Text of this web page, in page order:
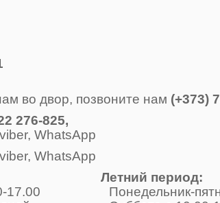
во двор, позвоните нам (+373)
276-825,
viber, WhatsApp
viber, WhatsApp
Летний период:
17.00 Понедельник-